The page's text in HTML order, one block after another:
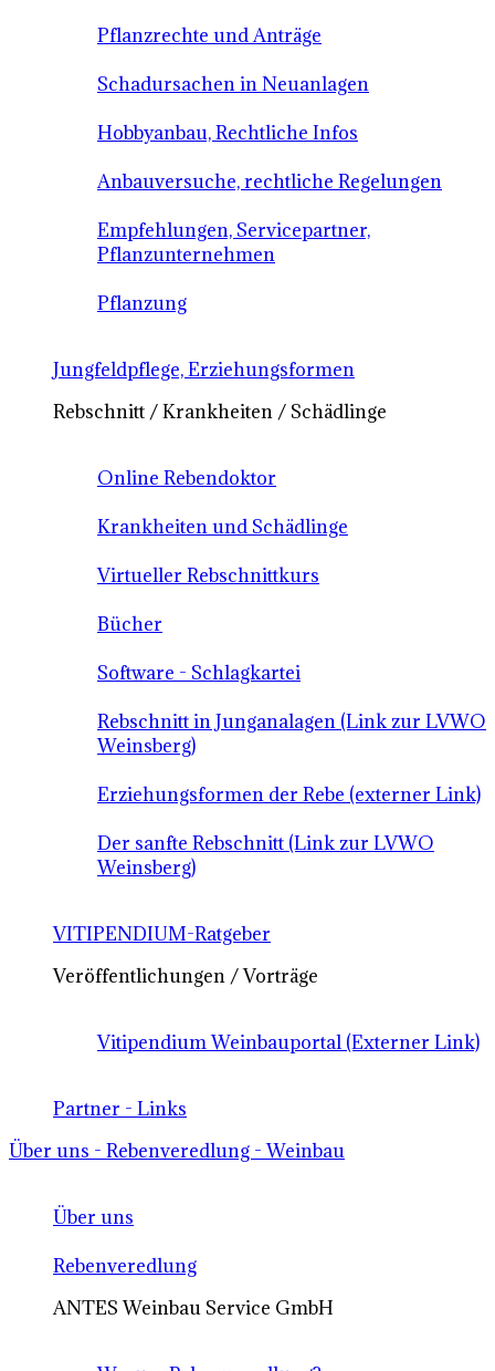
Pflanzrechte und Anträge
Schadursachen in Neuanlagen
Hobbyanbau, Rechtliche Infos
Anbauversuche, rechtliche Regelungen
Empfehlungen, Servicepartner,
Pflanzunternehmen
Pflanzung
Jungfeldpflege, Erziehungsformen
Rebschnitt / Krankheiten / Schädlinge
Online Rebendoktor
Krankheiten und Schädlinge
Virtueller Rebschnittkurs
Bücher
Software - Schlagkartei
Rebschnitt in Junganalagen (Link zur LVWO
Weinsberg)
Erziehungsformen der Rebe (externer Link)
Der sanfte Rebschnitt (Link zur LVWO
Weinsberg)
VITIPENDIUM-Ratgeber
Veröffentlichungen / Vorträge
Vitipendium Weinbauportal (Externer Link)
Partner - Links
Über uns - Rebenveredlung - Weinbau
Über uns
Rebenveredlung
ANTES Weinbau Service GmbH